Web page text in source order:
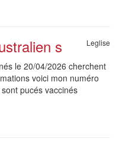
s Leglise
le 20/04/2026 cherchent
voici mon numéro
pucés vaccinés